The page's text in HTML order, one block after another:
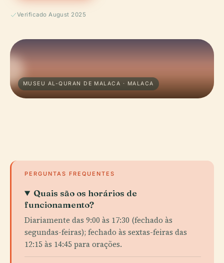
Verificado August 2025
MUSEU AL-QURAN DE MALACA · MALACA
PERGUNTAS FREQUENTES
Quais são os horários de
funcionamento?
Diariamente das 9:00 às 17:30 (fechado às
segundas-feiras); fechado às sextas-feiras das
12:15 às 14:45 para orações.